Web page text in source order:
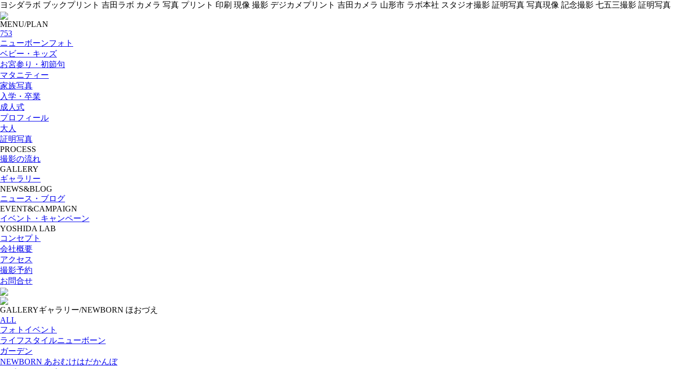
ヨシダラボ ブックプリント 吉田ラボ カメラ 写真 プリント 印刷 現像 撮影 デジカメプリント 吉田カメラ 山形市 ラボ本社 スタジオ撮影 証明写真 写真現像 記念撮影 七五三撮影 証明写真
MENU/PLAN
753
ニューボーンフォト
ベビー・キッズ
お宮参り・初節句
マタニティー
家族写真
入学・卒業
成人式
プロフィール
大人
証明写真
PROCESS
撮影の流れ
GALLERY
ギャラリー
NEWS&BLOG
ニュース・ブログ
EVENT&CAMPAIGN
イベント・キャンペーン
YOSHIDA LAB
コンセプト
会社概要
アクセス
撮影予約
お問合せ
GALLERYギャラリー/NEWBORN ほおづえ
ALL
フォトイベント
ライフスタイルニューボーン
ガーデン
NEWBORN あおむけはだかんぼ